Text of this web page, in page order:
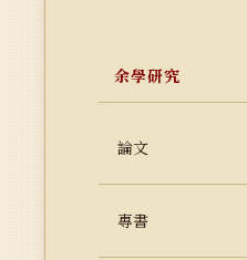
余學研究
論文
專書